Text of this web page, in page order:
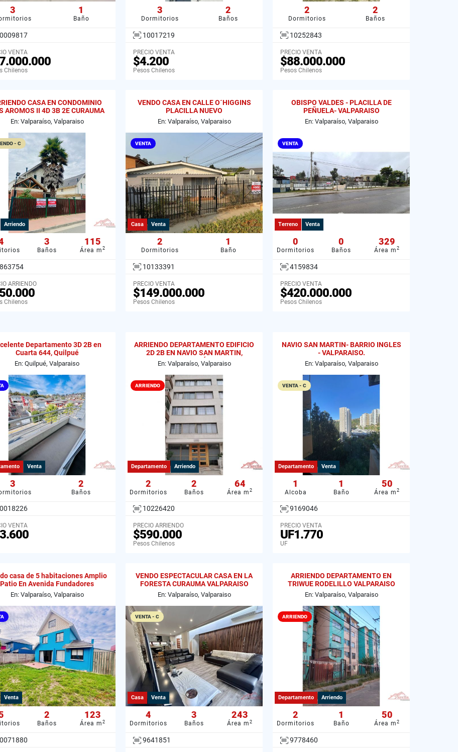
3 1
Baño
VENTA
Chilenos
3
Dormitorios
2
Baños
10017219
PRECIO VENTA
$4.200
Pesos Chilenos
2
Dormitorios
2
Baños
10252843
PRECIO VENTA
$88.000.000
Pesos Chilenos
CASA EN CONDOMINIO
AROMOS II 4D 3B 2E CURAUMA
VALPARAISO
En: Valparaíso, Valparaiso
- C
Arriendo
3
Baños
115
Área m 2
ARRIENDO
Chilenos
VENDO CASA EN CALLE O´HIGGINS
PLACILLA NUEVO
En: Valparaíso, Valparaiso
VENTA
Casa Venta
2
Dormitorios
1
Baño
10133391
PRECIO VENTA
$149.000.000
Pesos Chilenos
OBISPO VALDES - PLACILLA DE
PEÑUELA- VALPARAISO
En: Valparaíso, Valparaiso
VENTA
Terreno Venta
0
Dormitorios
0
Baños
329
Área m 2
4159834
PRECIO VENTA
$420.000.000
Pesos Chilenos
Departamento 3D 2B en
Cuarta 644, Quilpué
En: Quilpué, Valparaiso
Venta
3 2
Baños
VENTA
ARRIENDO DEPARTAMENTO EDIFICIO
2D 2B EN NAVIO SAN MARTIN,
VALPARAÍSO
En: Valparaíso, Valparaiso
ARRIENDO
Departamento Arriendo
2
Dormitorios
2
Baños
64
Área m 2
10226420
PRECIO ARRIENDO
$590.000
Pesos Chilenos
NAVIO SAN MARTIN- BARRIO INGLES
- VALPARAISO.
En: Valparaíso, Valparaiso
VENTA - C
Departamento Venta
1
Alcoba
1
Baño
50
Área m 2
9169046
PRECIO VENTA
UF1.770
UF
casa de 5 habitaciones Amplio
Patio En Avenida Fundadores
En: Valparaíso, Valparaiso
Venta
2
Baños
123
Área m 2
VENDO ESPECTACULAR CASA EN LA
FORESTA CURAUMA VALPARAISO
En: Valparaíso, Valparaiso
VENTA - C
Casa Venta
4
Dormitorios
3
Baños
243
Área m 2
9641851
ARRIENDO DEPARTAMENTO EN
TRIWUE RODELILLO VALPARAISO
En: Valparaíso, Valparaiso
ARRIENDO
Departamento Arriendo
2
Dormitorios
1
Baño
50
Área m 2
9778460